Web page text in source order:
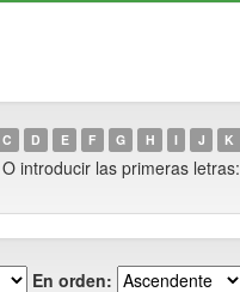
C D E F G H I J K
O introducir las primeras letras:
En orden: